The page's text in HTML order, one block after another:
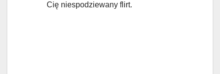
Cię niespodziewany flirt.